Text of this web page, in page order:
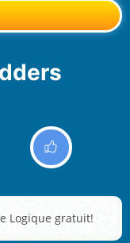
Logique gratuit!